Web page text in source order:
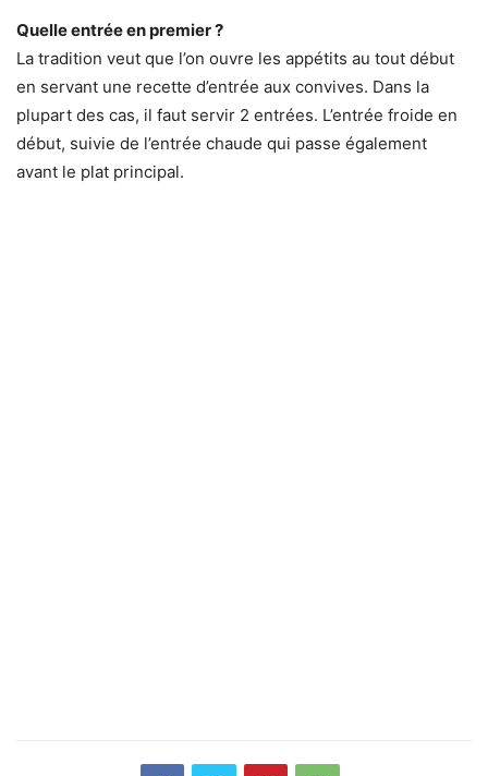
Quelle entrée en premier ?
La tradition veut que l’on ouvre les appétits au tout début
en servant une recette d’entrée aux convives. Dans la
plupart des cas, il faut servir 2 entrées. L’entrée froide en
début, suivie de l’entrée chaude qui passe également
avant le plat principal.